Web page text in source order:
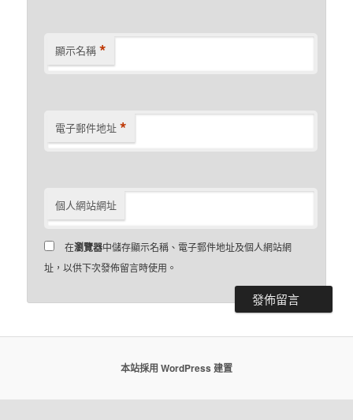
顯示名稱 *
電子郵件地址 *
個人網站網址
在瀏覽器中儲存顯示名稱、電子郵件地址及個人網站網
址，以供下次發佈留言時使用。
本站採用 WordPress 建置